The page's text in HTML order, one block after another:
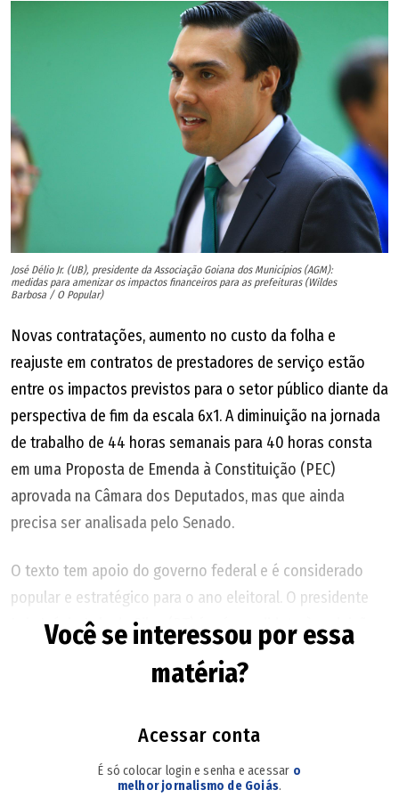
meu bolso ou em contas minhas", afirmou.
O tucano encerrou o evento negando que esteja
ultrapassado, passados oito anos desde que deixou o
governo, em abril de 2018. "O meu tempo é hoje, não foi
ontem. O meu tempo é hoje e, sobretudo, a partir de
agora. Transformamos Goiás uma vez. Vamos acelerar
essa transformação de novo, juntos", finalizou.
José Délio Jr. (UB), presidente da Associação Goiana dos Municípios (AGM):
medidas para amenizar os impactos financeiros para as prefeituras (Wildes
Barbosa / O Popular)
Novas contratações, aumento no custo da folha e
reajuste em contratos de prestadores de serviço estão
entre os impactos previstos para o setor público diante da
perspectiva de fim da escala 6x1. A diminuição na jornada
de trabalho de 44 horas semanais para 40 horas consta
em uma Proposta de Emenda à Constituição (PEC)
aprovada na Câmara dos Deputados, mas que ainda
precisa ser analisada pelo Senado.
O texto tem apoio do governo federal e é considerado
popular e estratégico para o ano eleitoral. O presidente
Luiz Inácio Lula da Silva (PT) é pré-candidato à reeleição.
Entidades que representam prefeitos são favoráveis ao
tema pela relação com a qualidade de vida dos
diante da expectativa de aumento de gastos. Além disso,
Você se interessou por essa
matéria?
Acessar conta
É só colocar login e senha e acessar o
melhor jornalismo de Goiás.